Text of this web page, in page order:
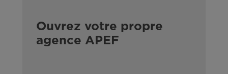
Ouvrez votre propre
agence APEF